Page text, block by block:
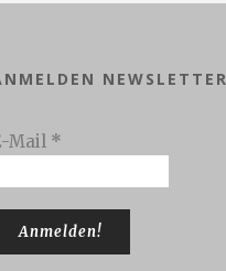
NEWSLETTER
Mail *